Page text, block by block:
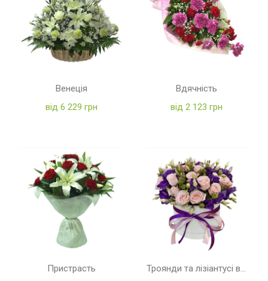
Венеція
від 6 229 грн
Вдячність
від 2 123 грн
Пристрасть
Троянди та лізіантусі в коробці